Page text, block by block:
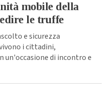
mobile della
le truffe
e sicurezza
i cittadini,
un'occasione di incontro e